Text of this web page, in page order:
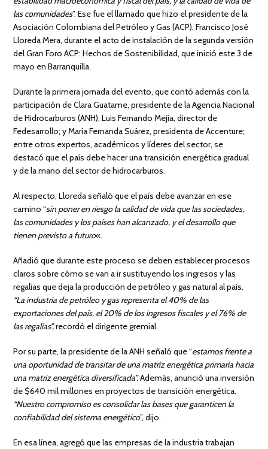
las comunidades”. Ese fue el llamado que hizo el presidente de la
Asociación Colombiana del Petróleo y Gas (ACP), Francisco José
Lloreda Mera, durante el acto de instalación de la segunda versión
del Gran Foro ACP: Hechos de Sostenibilidad, que inició este 3 de
mayo en Barranquilla.
Durante la primera jornada del evento, que contó además con la
participación de Clara Guatame, presidente de la Agencia Nacional
de Hidrocarburos (ANH); Luis Fernando Mejía, director de
Fedesarrollo; y María Fernanda Suárez, presidenta de Accenture;
entre otros expertos, académicos y líderes del sector, se
destacó que el país debe hacer una transición energética gradual
y de la mano del sector de hidrocarburos.
Al respecto, Lloreda señaló que el país debe avanzar en ese
camino “sin poner en riesgo la calidad de vida que las sociedades,
las comunidades y los países han alcanzado, y el desarrollo que
tienen previsto a futuro«.
Añadió que durante este proceso se deben establecer procesos
claros sobre cómo se van a ir sustituyendo los ingresos y las
regalías que deja la producción de petróleo y gas natural al país.
“La industria de petróleo y gas representa el 40% de las
exportaciones del país, el 20% de los ingresos fiscales y el 76% de
las regalías”,recordó el dirigente gremial.
Por su parte, la presidente de la ANH señaló que “estamos frente a
una oportunidad de transitar de una matriz energética primaria hacia
una matriz energética diversificada”.Además, anunció una inversión
de $640 mil millones en proyectos de transición energética.
“Nuestro compromiso es consolidar las bases que garanticen la
confiabilidad del sistema energético”, dijo.
En esa línea, agregó que las empresas de la industria trabajan